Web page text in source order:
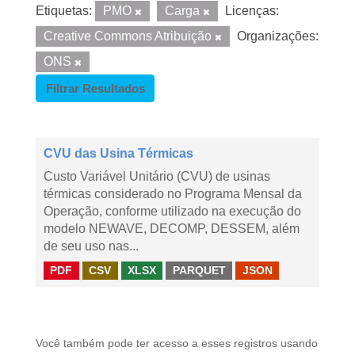
Etiquetas: PMO Carga
Licenças:
Creative Commons Atribuição
Organizações:
ONS
Filtrar Resultados
CVU das Usina Térmicas
Custo Variável Unitário (CVU) de usinas
térmicas considerado no Programa Mensal da
Operação, conforme utilizado na execução do
modelo NEWAVE, DECOMP, DESSEM, além
de seu uso nas...
PDF CSV XLSX PARQUET JSON
Você também pode ter acesso a esses registros usando